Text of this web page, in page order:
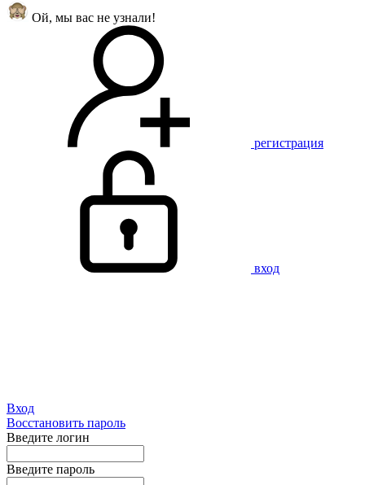
Ой, мы вас не узнали!
регистрация
вход
Вход
Восстановить пароль
Введите логин
Введите пароль